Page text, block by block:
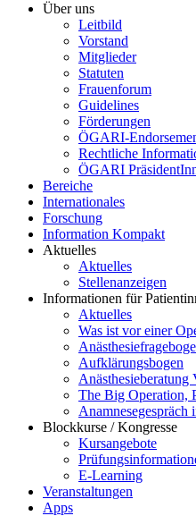
Über uns
Leitbild
Vorstand
Mitglieder
Statuten
Frauenforum
Guidelines
Förderungen
ÖGARI-
Rechtliche
ÖGARI
Bereiche
Internationales
Forschung
Information Kompakt
Aktuelles
Aktuelles
Stellenanzeigen
Informationen für
Aktuelles
Was ist vor einer
Aufklärungsbogen
Anästhesieberatung
The Big Operation,
Anamnesegespräch
Blockkurse / Kongresse
Kursangebote
E-Learning
Veranstaltungen
Apps